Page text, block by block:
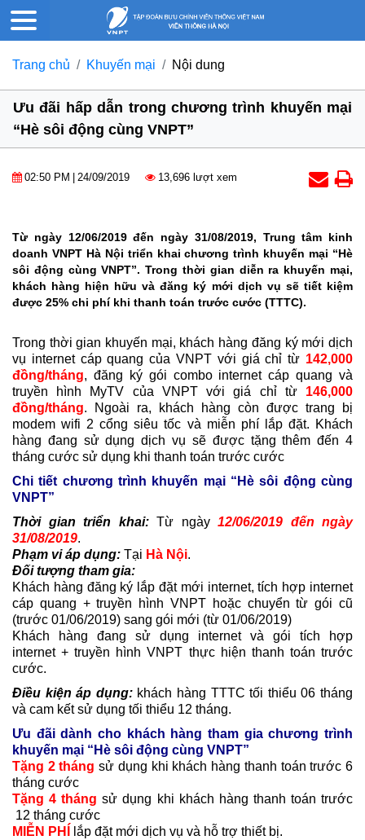
Trang chủ Khuyến mại Nội dung
Ưu đãi hấp dẫn trong chương trình khuyến mại
“Hè sôi động cùng VNPT”
02:50 PM 24/09/2019 13,696 lượt xem
Từ ngày 12/06/2019 đến ngày 31/08/2019, Trung tâm kinh
doanh VNPT Hà Nội triển khai chương trình khuyến mại “Hè
sôi động cùng VNPT”. Trong thời gian diễn ra khuyến mại,
khách hàng hiện hữu và đăng ký mới dịch vụ sẽ tiết kiệm
được 25% chi phí khi thanh toán trước cước (TTTC).
Trong thời gian khuyến mại, khách hàng đăng ký mới dịch
vụ internet cáp quang của VNPT với giá chỉ từ 142,000
đồng/tháng, đăng ký gói combo internet cáp quang và
truyền hình MyTV của VNPT với giá chỉ từ 146,000
đồng/tháng. Ngoài ra, khách hàng còn được trang bị
modem wifi 2 cổng siêu tốc và miễn phí lắp đặt. Khách
hàng đang sử dụng dịch vụ sẽ được tặng thêm đến 4
tháng cước sử dụng khi thanh toán trước cước
Chi tiết chương trình khuyến mại “Hè sôi động cùng
VNPT”
Thời gian triển khai:Từ ngày 12/06/2019 đến ngày
31/08/2019.
Phạm vi áp dụng: Tại Hà Nội.
Đối tượng tham gia:
Khách hàng đăng ký lắp đặt mới internet, tích hợp internet
cáp quang + truyền hình VNPT hoặc chuyển từ gói cũ
(trước 01/06/2019) sang gói mới (từ 01/06/2019)
Khách hàng đang sử dụng internet và gói tích hợp
internet + truyền hình VNPT thực hiện thanh toán trước
cước.
Điều kiện áp dụng:khách hàng TTTC tối thiểu 06 tháng
và cam kết sử dụng tối thiểu 12 tháng.
Ưu đãi dành cho khách hàng tham gia chương trình
khuyến mại “Hè sôi động cùng VNPT”
Tặng 2 tháng sử dụng khi khách hàng thanh toán trước 6
tháng cước
Tặng 4 tháng sử dụng khi khách hàng thanh toán trước
12 tháng cước
MIỄN PHÍ
lắp đặt mới dịch vụ và hỗ trợ thiết bị.